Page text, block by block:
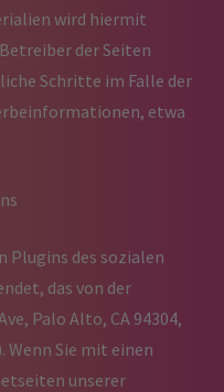
wird hiermit
der Seiten
Schritte im Falle der
etwa
Plugins des sozialen
das von der
Palo Alto, CA 94304,
Wenn Sie mit einen
unserer